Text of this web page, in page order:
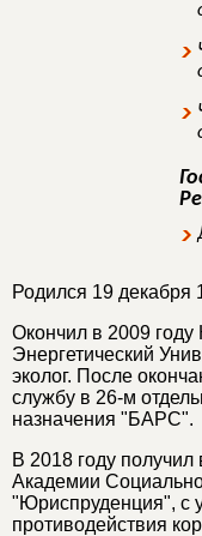
Родился 19 декабря
Окончил в 2009 году
Энергетический
эколог. После
службу в 26-м
назначения "БАРС".
В 2018 году
Академии
"Юриспруденция", с
противодействия